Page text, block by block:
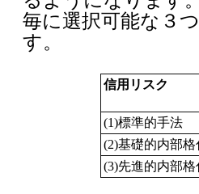
毎に選択可能な３
す。
信用リスク
(1)標準的手法
(2)基礎的内部格
(3)先進的内部格